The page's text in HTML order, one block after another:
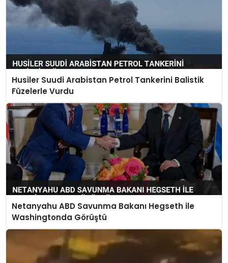
Husiler Suudi Arabistan Petrol Tankerini Balistik
Füzelerle Vurdu
Netanyahu ABD Savunma Bakanı Hegseth ile
Washingtonda Görüştü